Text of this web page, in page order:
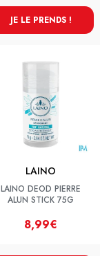
JE LE PRENDS !
LAINO
LAINO DEOD PIERRE
ALUN STICK 75G
8,99€